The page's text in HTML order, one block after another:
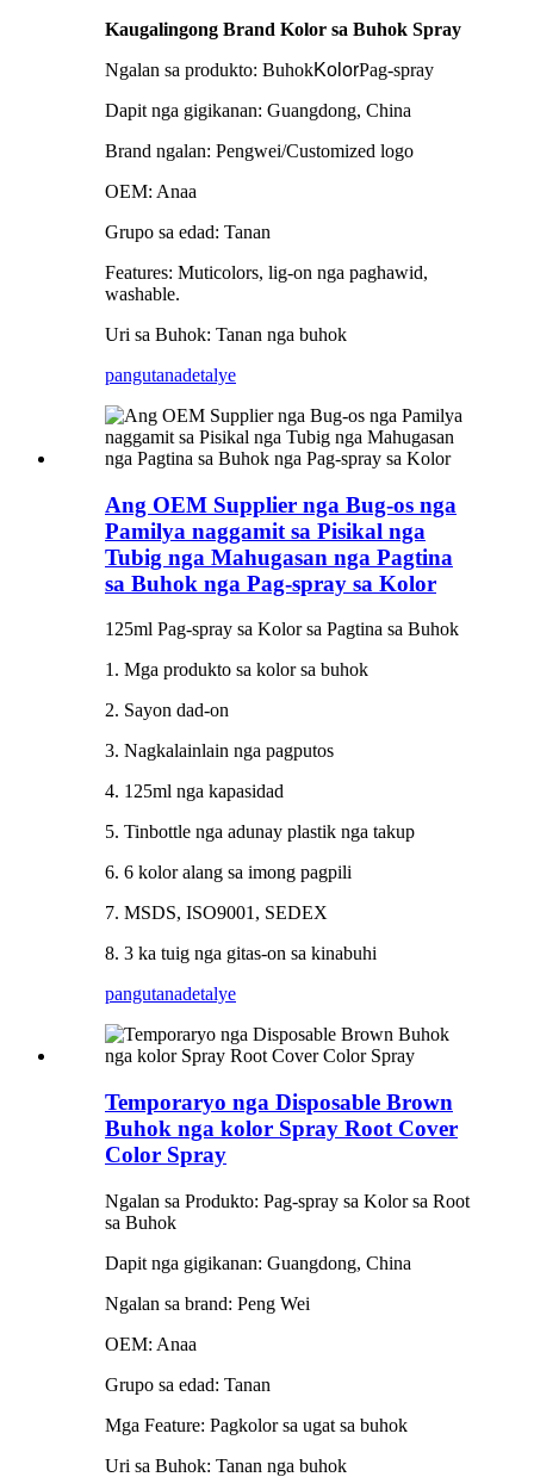
Kaugalingong Brand Kolor sa Buhok Spray
Ngalan sa produkto: BuhokKolorPag-spray
Dapit nga gigikanan: Guangdong, China
Brand ngalan: Pengwei/Customized logo
OEM: Anaa
Grupo sa edad: Tanan
Features: Muticolors, lig-on nga paghawid,
washable.
Uri sa Buhok: Tanan nga buhok
pangutanadetalye
Ang OEM Supplier nga Bug-os nga
Pamilya naggamit sa Pisikal nga
Tubig nga Mahugasan nga Pagtina
sa Buhok nga Pag-spray sa Kolor
125ml Pag-spray sa Kolor sa Pagtina sa Buhok
1. Mga produkto sa kolor sa buhok
2. Sayon dad-on
3. Nagkalainlain nga pagputos
4. 125ml nga kapasidad
5. Tinbottle nga adunay plastik nga takup
6. 6 kolor alang sa imong pagpili
7. MSDS, ISO9001, SEDEX
8. 3 ka tuig nga gitas-on sa kinabuhi
pangutanadetalye
Temporaryo nga Disposable Brown
Buhok nga kolor Spray Root Cover
Color Spray
Ngalan sa Produkto: Pag-spray sa Kolor sa Root
sa Buhok
Dapit nga gigikanan: Guangdong, China
Ngalan sa brand: Peng Wei
OEM: Anaa
Grupo sa edad: Tanan
Mga Feature: Pagkolor sa ugat sa buhok
Uri sa Buhok: Tanan nga buhok